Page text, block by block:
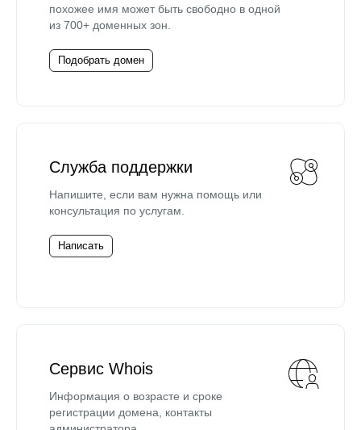
похожее имя может быть свободно в одной
из 700+ доменных зон.
Подобрать домен
Служба поддержки
Напишите, если вам нужна помощь или
консультация по услугам.
Написать
Сервис Whois
Информация о возрасте и сроке
регистрации домена, контакты